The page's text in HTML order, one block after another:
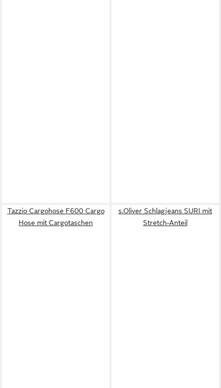
Tazzio Cargohose F600 Cargo
Hose mit Cargotaschen
s.Oliver Schlagjeans SURI mit
Stretch-Anteil